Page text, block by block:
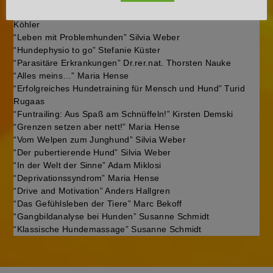
Köhler
“Leben mit Problemhunden” Silvia Weber
“Hundephysio to go” Stefanie Küster
“Parasitäre Erkrankungen” Dr.rer.nat. Thorsten Nauke
“Alles meins…” Maria Hense
“Erfolgreiches Hundetraining für Mensch und Hund” Turid
Rugaas
“Funtrailing: Aus Spaß am Schnüffeln!” Kirsten Demski
“Grenzen setzen aber nett!” Maria Hense
“Vom Welpen zum Junghund” Silvia Weber
“Der pubertierende Hund” Silvia Weber
“In der Welt der Sinne” Adam Miklosi
“Deprivationssyndrom” Maria Hense
“Drive and Motivation” Anders Hallgren
“Das Gefühlsleben der Tiere” Marc Bekoff
“Gangbildanalyse bei Hunden” Susanne Schmidt
“Klassische Hundemassage” Susanne Schmidt